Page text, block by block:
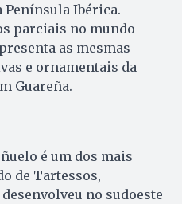
Ibérica.
parciais no mundo
as mesmas
e ornamentais da
Guareña.
é um dos mais
de Tartessos,
no sudoeste